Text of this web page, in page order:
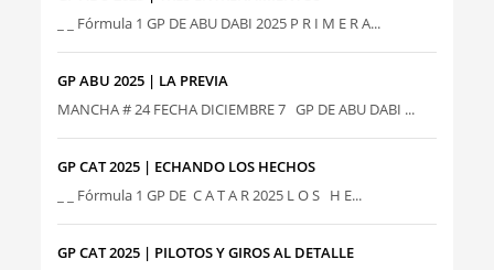
_ _ Fórmula 1 GP DE ABU DABI 2025 P R I M E R A...
GP ABU 2025 | LA PREVIA
MANCHA # 24 FECHA DICIEMBRE 7 GP DE ABU DABI ...
GP CAT 2025 | ECHANDO LOS HECHOS
_ _ Fórmula 1 GP DE C A T A R 2025 L O S H E...
GP CAT 2025 | PILOTOS Y GIROS AL DETALLE